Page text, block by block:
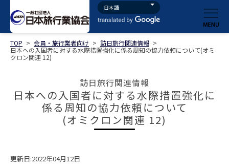
TOP > 会員・旅行業者向け > 訪日旅行関連情報 >
日本への入国者に対する水際措置強化に係る周知の協力依頼について(オミ
クロン関連 12)
訪日旅行関連情報
日本への入国者に対する水際措置強化に
係る周知の協力依頼について
(オミクロン関連 12)
更新日:2022年04月12日